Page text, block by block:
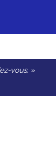
vous. »